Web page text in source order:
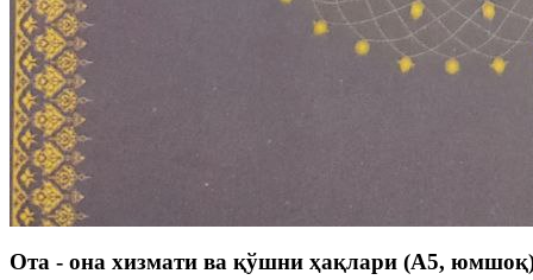
Ота - она хизмати ва қўшни ҳақлари (А5,